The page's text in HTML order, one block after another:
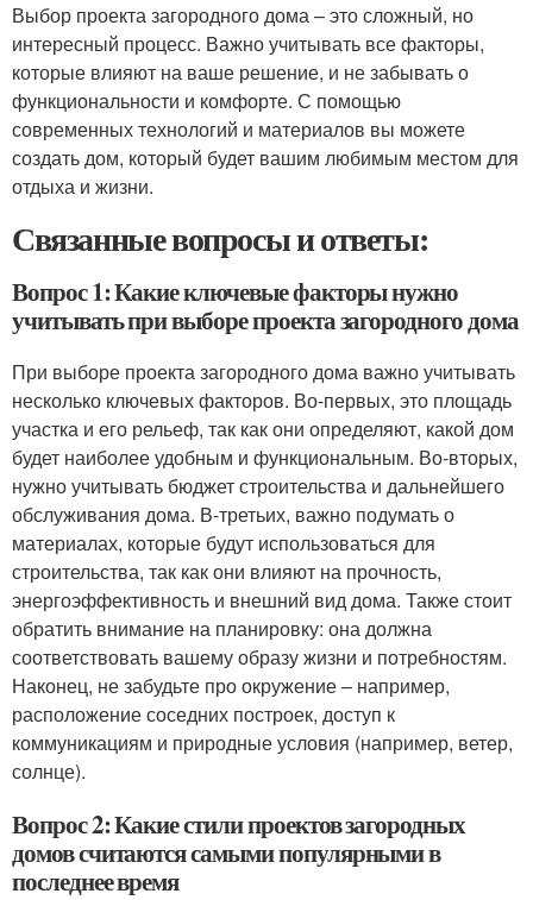
Выбор проекта загородного дома – это сложный, но
интересный процесс. Важно учитывать все факторы,
которые влияют на ваше решение, и не забывать о
функциональности и комфорте. С помощью
современных технологий и материалов вы можете
создать дом, который будет вашим любимым местом для
отдыха и жизни.
Связанные вопросы и ответы:
Вопрос 1: Какие ключевые факторы нужно
учитывать при выборе проекта загородного дома
При выборе проекта загородного дома важно учитывать
несколько ключевых факторов. Во-первых, это площадь
участка и его рельеф, так как они определяют, какой дом
будет наиболее удобным и функциональным. Во-вторых,
нужно учитывать бюджет строительства и дальнейшего
обслуживания дома. В-третьих, важно подумать о
материалах, которые будут использоваться для
строительства, так как они влияют на прочность,
энергоэффективность и внешний вид дома. Также стоит
обратить внимание на планировку: она должна
соответствовать вашему образу жизни и потребностям.
Наконец, не забудьте про окружение – например,
расположение соседних построек, доступ к
коммуникациям и природные условия (например, ветер,
солнце).
Вопрос 2: Какие стили проектов загородных
домов считаются самыми популярными в
последнее время